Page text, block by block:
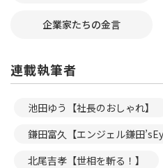
企業家たちの金言
連載執筆者
池田ゆう【社長のおしゃれ】
鎌田富久【エンジェル鎌田
北尾吉孝【世相を斬る！】